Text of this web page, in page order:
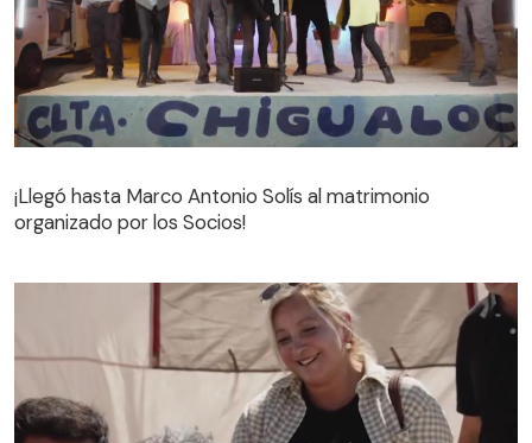
organizado por los Socios!
¡Llegó hasta Marco Antonio Solís al matrimonio
organizado por los Socios!